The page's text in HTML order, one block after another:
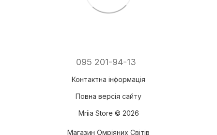
095 201-94-13
Контактна інформація
Повна версія сайту
Mriia Store © 2026
Магазин Омріяних Світів